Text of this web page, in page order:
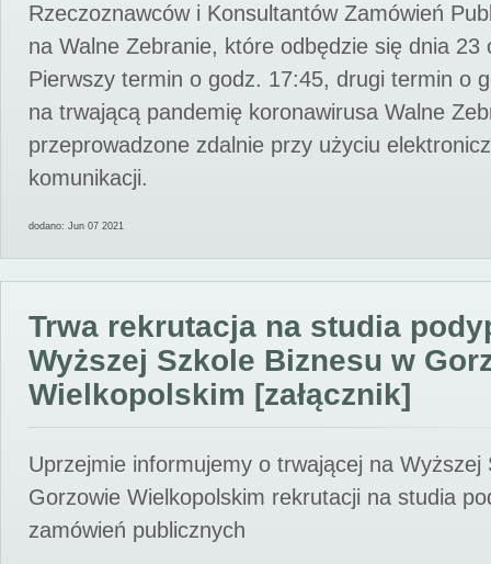
Rzeczoznawców i Konsultantów Zamówień
na Walne Zebranie, które odbędzie się dnia 23
Pierwszy termin o godz. 17:45, drugi termin o
na trwającą pandemię koronawirusa Walne
przeprowadzone zdalnie przy użyciu
komunikacji.
dodano: Jun 07 2021
Trwa rekrutacja na studia
Wyższej Szkole Biznesu w
Wielkopolskim [załącznik]
Uprzejmie informujemy o trwającej na Wyższej
Gorzowie Wielkopolskim rekrutacji na studia
zamówień publicznych